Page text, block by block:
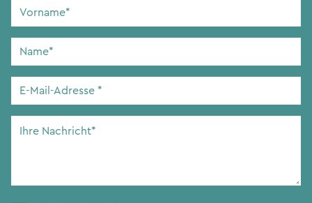
Vorname
Name
E-
Adresse*
Ihre